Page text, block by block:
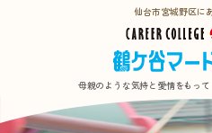
仙台市宮城野区に
母親のような気持と愛情をもって